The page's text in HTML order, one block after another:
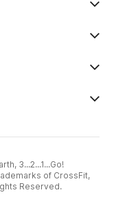
3...2...1...Go!
of CrossFit,
Reserved.